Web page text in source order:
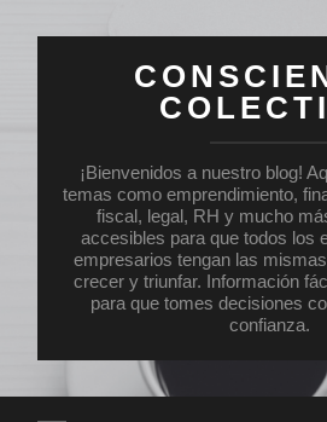
¡Bienvenidos a nuestro blog!
temas como emprendimiento,
fiscal, legal, RH y mucho
accesibles para que todos los
empresarios tengan las
crecer y triunfar. Información
para que tomes decisiones
confianza.